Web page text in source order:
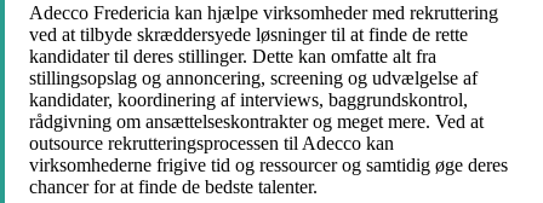
Adecco Fredericia kan hjælpe virksomheder med rekruttering
ved at tilbyde skræddersyede løsninger til at finde de rette
kandidater til deres stillinger. Dette kan omfatte alt fra
stillingsopslag og annoncering, screening og udvælgelse af
kandidater, koordinering af interviews, baggrundskontrol,
rådgivning om ansættelseskontrakter og meget mere. Ved at
outsource rekrutteringsprocessen til Adecco kan
virksomhederne frigive tid og ressourcer og samtidig øge deres
chancer for at finde de bedste talenter.